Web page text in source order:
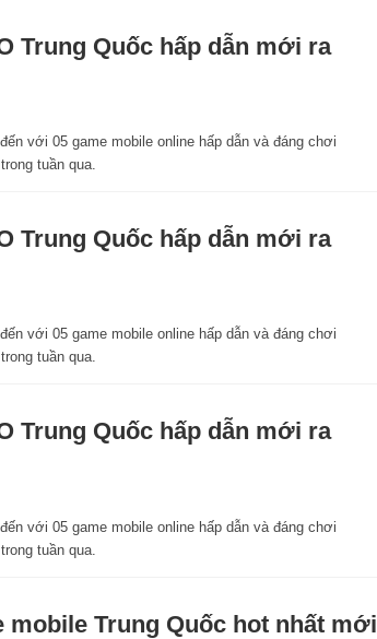
Trung Quốc hấp dẫn mới ra
với 05 game mobile online hấp dẫn và đáng chơi
tuần qua.
Trung Quốc hấp dẫn mới ra
với 05 game mobile online hấp dẫn và đáng chơi
tuần qua.
Trung Quốc hấp dẫn mới ra
với 05 game mobile online hấp dẫn và đáng chơi
tuần qua.
mobile Trung Quốc hot nhất mới